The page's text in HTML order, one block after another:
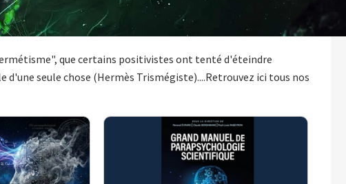
que certains positivistes ont tenté d'éteindre
seule chose (Hermès Trismégiste)....Retrouvez ici tous nos